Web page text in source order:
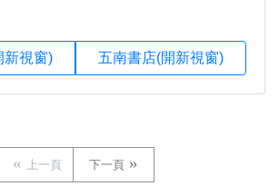
新視窗) 五南書店(開新視窗)
上一頁 下一頁